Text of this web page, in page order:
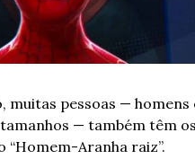
muitas pessoas — homens
— também têm
Aranha raiz”.